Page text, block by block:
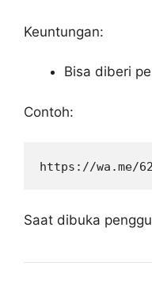
Keuntungan:
Bisa diberi
Contoh:
Saat dibuka